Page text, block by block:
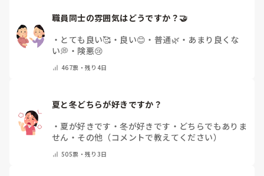
職員同士の雰囲気はどうですか？🤝
・ とても良い🥰 ・ 良い😊 ・ 普通🌿 ・ あまり良くな
い💭 ・ 険悪😢
467票・残り4日
夏と冬どちらが好きですか？
・ 夏が好きです ・冬が好きです ・ どちらでもありま
せん ・ その他（コメントで教えてください）
505票・残り3日